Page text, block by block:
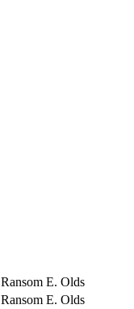
Ransom E. Olds
Ransom E. Olds